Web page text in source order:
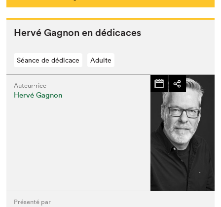
Hervé Gagnon en dédicaces
Séance de dédicace Adulte
Auteur·rice
Hervé Gagnon
Présenté par